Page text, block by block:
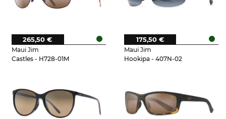
Maui Jim
Castles - H728-01M
265,50 €
Maui Jim
Hookipa - 407N-02
175,50 €